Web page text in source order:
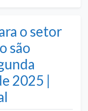
o setor
são
2025 |